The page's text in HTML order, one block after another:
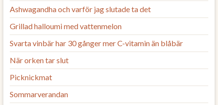
Ashwagandha och varför jag slutade ta det
Grillad halloumi med vattenmelon
Svarta vinbär har 30 gånger mer C-vitamin än blåbär
När orken tar slut
Picknickmat
Sommarverandan